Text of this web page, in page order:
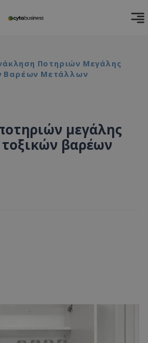
Ποτηριών Μεγάλης
Βαρέων Μετάλλων
μεγάλης
βαρέων